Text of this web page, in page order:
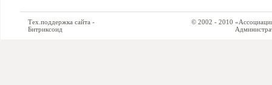
Тех.поддержка сайта -
Битриксоид
© 2002 - 2010 «Ассоциация